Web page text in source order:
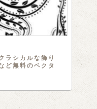
ラシカルな飾り
ど無料のベクタ